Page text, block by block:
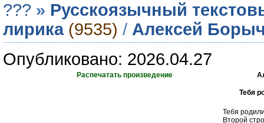
??? » Русскоязычный
лирика (9535) / Алексей
Опубликовано: 2026.04.27
Распечатать произведение
­Тебя
­Тебя
Второй